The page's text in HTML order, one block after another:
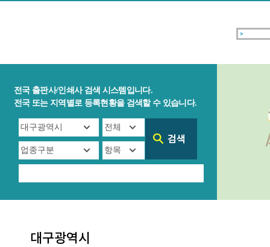
전국 출판사/인쇄사 검색 시스템입니다.
전국 또는 지역별로 등록현황을 검색할 수 있습니다.
대구광역시